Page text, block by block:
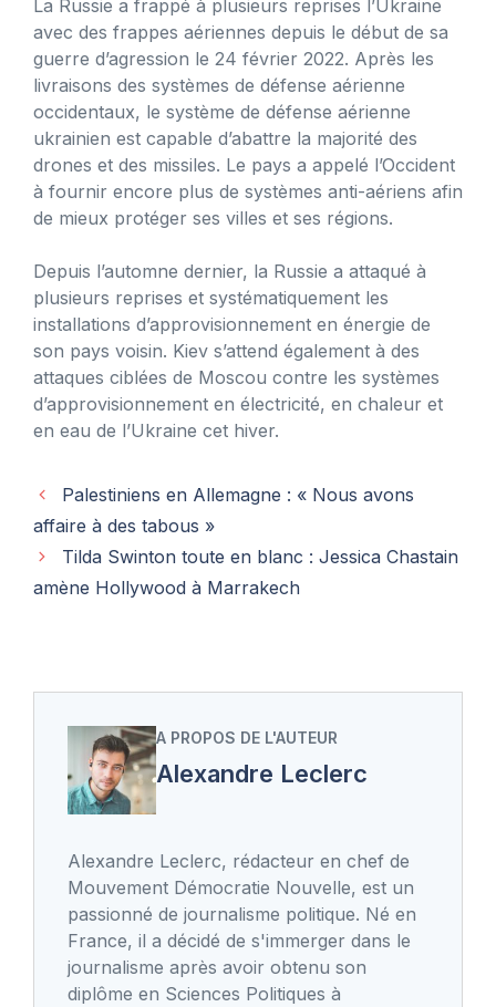
La Russie a frappé à plusieurs reprises l’Ukraine
avec des frappes aériennes depuis le début de sa
guerre d’agression le 24 février 2022. Après les
livraisons des systèmes de défense aérienne
occidentaux, le système de défense aérienne
ukrainien est capable d’abattre la majorité des
drones et des missiles. Le pays a appelé l’Occident
à fournir encore plus de systèmes anti-aériens afin
de mieux protéger ses villes et ses régions.
Depuis l’automne dernier, la Russie a attaqué à
plusieurs reprises et systématiquement les
installations d’approvisionnement en énergie de
son pays voisin. Kiev s’attend également à des
attaques ciblées de Moscou contre les systèmes
d’approvisionnement en électricité, en chaleur et
en eau de l’Ukraine cet hiver.
Palestiniens en Allemagne : « Nous avons
affaire à des tabous »
Tilda Swinton toute en blanc : Jessica Chastain
amène Hollywood à Marrakech
A PROPOS DE L'AUTEUR
Alexandre Leclerc
Alexandre Leclerc, rédacteur en chef de
Mouvement Démocratie Nouvelle, est un
passionné de journalisme politique. Né en
France, il a décidé de s'immerger dans le
journalisme après avoir obtenu son
diplôme en Sciences Politiques à